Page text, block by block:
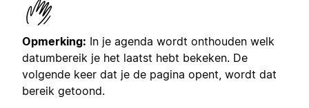
Opmerking: In je agenda wordt onthouden welk
datumbereik je het laatst hebt bekeken. De
volgende keer dat je de pagina opent, wordt dat
bereik getoond.